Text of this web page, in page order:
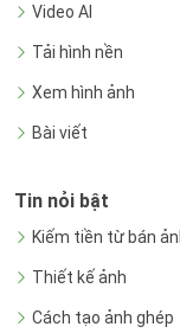
Video AI
Tải hình nền
Xem hình ảnh
Bài viết
Tin nỏi bật
Kiếm tiền từ bán
Thiết kế ảnh
Cách tạo ảnh ghép